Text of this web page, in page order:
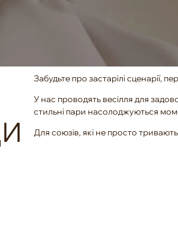
Забудьте про застарілі сценарії,
У нас проводять весілля для
стильні пари насолоджуються
Для союзів, які не просто